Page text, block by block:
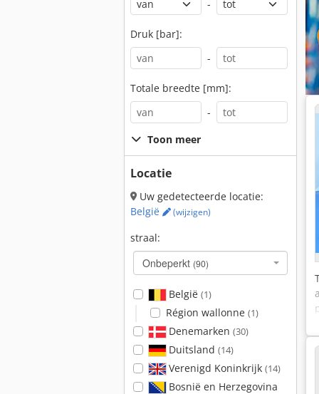
-
Druk [bar]:
-
Totale breedte [mm]:
-
Toon meer
Locatie
Uw gedetecteerde locatie:
België
(wijzigen)
straal:
Onbeperkt (90)
België (1)
Région wallonne (1)
Denemarken (30)
Duitsland (14)
Verenigd Koninkrijk (14)
Bosnië en Herzegovina